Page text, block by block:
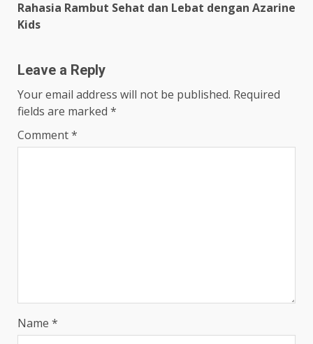
Rahasia Rambut Sehat dan Lebat dengan Azarine
Kids
Leave a Reply
Your email address will not be published. Required
fields are marked *
Comment*
Name *